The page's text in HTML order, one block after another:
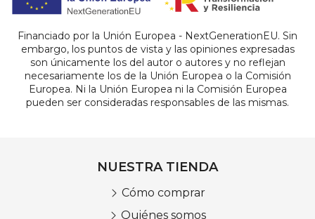
Financiado por la Unión Europea - NextGenerationEU. Sin
embargo, los puntos de vista y las opiniones expresadas
son únicamente los del autor o autores y no reflejan
necesariamente los de la Unión Europea o la Comisión
Europea. Ni la Unión Europea ni la Comisión Europea
pueden ser consideradas responsables de las mismas.
NUESTRA TIENDA
Cómo comprar
Quiénes somos